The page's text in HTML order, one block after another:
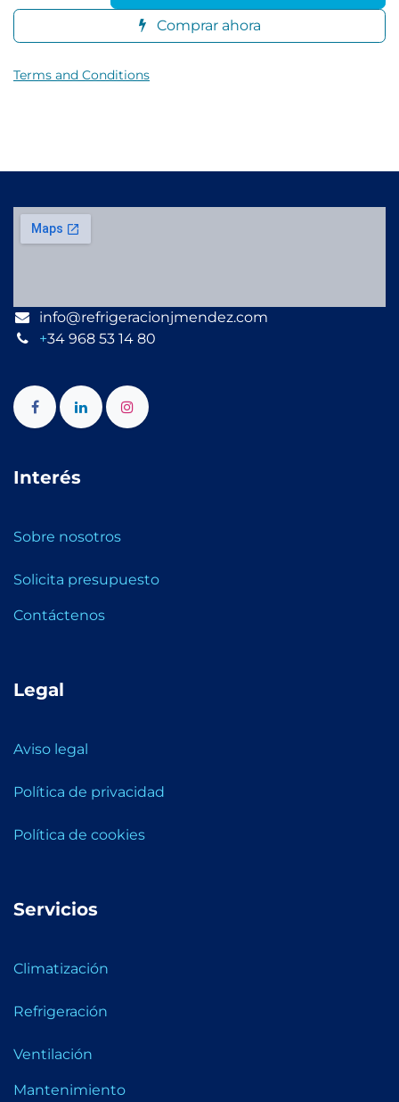
Comprar ahora
Terms and Conditions
info@refrigeracionjmendez.com
+34 968 53 14 80
Interés
Sobre nosotros
Solicita presupuesto
Contáctenos
Legal
Aviso legal
Política de privacidad
Política de cookies
Servicios
Climatización
Refrigeración
Ventilación
Mantenimiento